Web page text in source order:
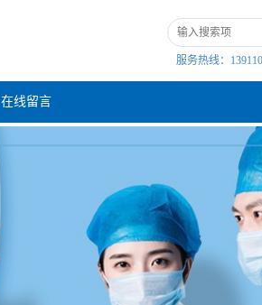
服务热线：
在线留言